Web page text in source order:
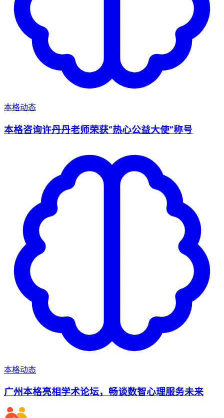
本格动态
本格咨询许丹丹老师荣获“热心公益大使”称号
本格动态
广州本格亮相学术论坛，畅谈数智心理服务未来